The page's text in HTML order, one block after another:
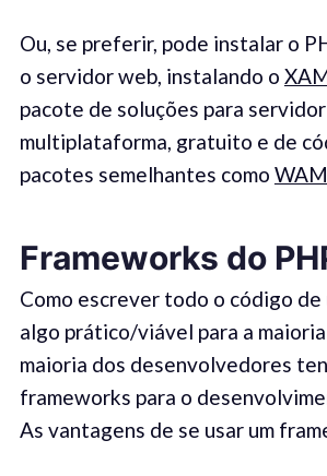
Ou, se preferir, pode instalar o
o servidor web, instalando o
pacote de soluções para
multiplataforma, gratuito e de
pacotes semelhantes como
Frameworks do
Como escrever todo o código de
algo prático/viável para a
maioria dos desenvolvedores
frameworks para o
As vantagens de se usar um